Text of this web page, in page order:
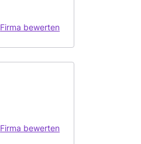
Firma bewerten
Firma bewerten